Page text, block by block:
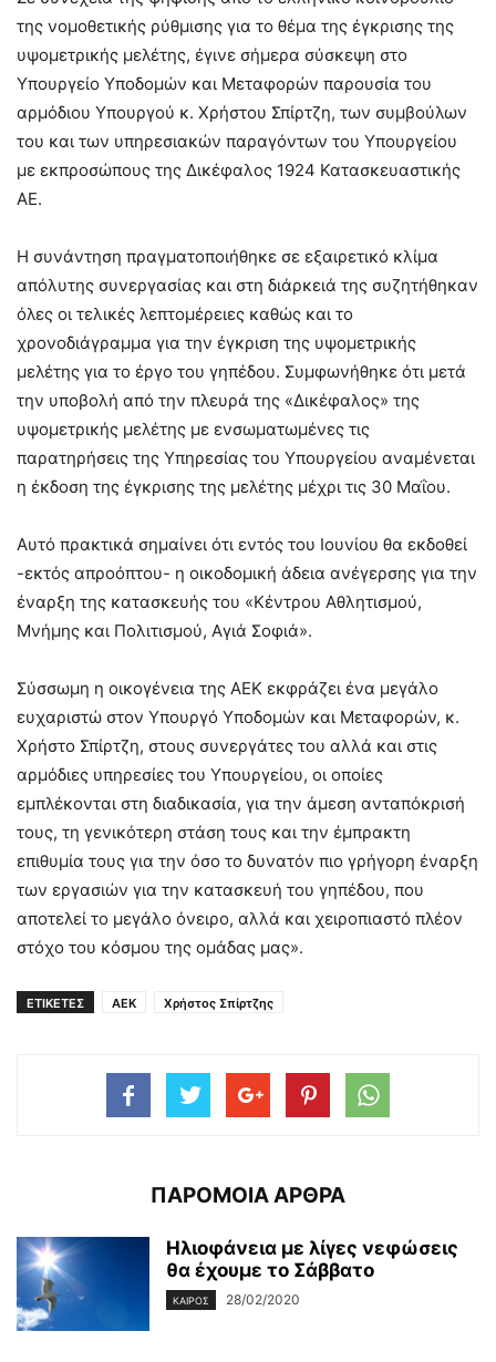
της νομοθετικής ρύθμισης για το θέμα της έγκρισης της
υψομετρικής μελέτης, έγινε σήμερα σύσκεψη στο
Υπουργείο Υποδομών και Μεταφορών παρουσία του
αρμόδιου Υπουργού κ. Χρήστου Σπίρτζη, των συμβούλων
του και των υπηρεσιακών παραγόντων του Υπουργείου
με εκπροσώπους της Δικέφαλος 1924 Κατασκευαστικής
ΑΕ.
H συνάντηση πραγματοποιήθηκε σε εξαιρετικό κλίμα
απόλυτης συνεργασίας και στη διάρκειά της συζητήθηκαν
όλες οι τελικές λεπτομέρειες καθώς και το
χρονοδιάγραμμα για την έγκριση της υψομετρικής
μελέτης για το έργο του γηπέδου. Συμφωνήθηκε ότι μετά
την υποβολή από την πλευρά της «Δικέφαλος» της
υψομετρικής μελέτης με ενσωματωμένες τις
παρατηρήσεις της Υπηρεσίας του Υπουργείου αναμένεται
η έκδοση της έγκρισης της μελέτης μέχρι τις 30 Μαΐου.
Αυτό πρακτικά σημαίνει ότι εντός του Ιουνίου θα εκδοθεί
-εκτός απροόπτου- η οικοδομική άδεια ανέγερσης για την
έναρξη της κατασκευής του «Κέντρου Αθλητισμού,
Μνήμης και Πολιτισμού, Αγιά Σοφιά».
Σύσσωμη η οικογένεια της ΑΕΚ εκφράζει ένα μεγάλο
ευχαριστώ στον Υπουργό Υποδομών και Μεταφορών, κ.
Χρήστο Σπίρτζη, στους συνεργάτες του αλλά και στις
αρμόδιες υπηρεσίες του Υπουργείου, οι οποίες
εμπλέκονται στη διαδικασία, για την άμεση ανταπόκρισή
τους, τη γενικότερη στάση τους και την έμπρακτη
επιθυμία τους για την όσο το δυνατόν πιο γρήγορη έναρξη
των εργασιών για την κατασκευή του γηπέδου, που
αποτελεί το μεγάλο όνειρο, αλλά και χειροπιαστό πλέον
στόχο του κόσμου της ομάδας μας».
ΕΤΙΚΕΤΕΣ ΑΕΚ Χρήστος Σπίρτζης
ΠΑΡΟΜΟΙΑ ΑΡΘΡΑ
Ηλιοφάνεια με λίγες νεφώσεις
θα έχουμε το Σάββατο
ΚΑΙΡΌΣ 28/02/2020